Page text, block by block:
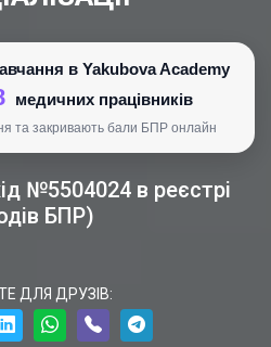
в Yakubova Academy
медичних працівників
та закривають бали БПР онлайн
№5504024 в реєстрі
БПР)
ДЛЯ ДРУЗІВ: